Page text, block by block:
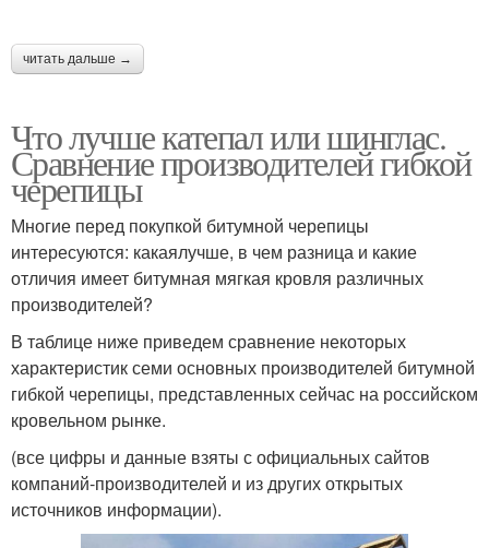
читать дальше →
Что лучше катепал или шинглас.
Сравнение производителей гибкой
черепицы
Многие перед покупкой битумной черепицы
интересуются: какаялучше, в чем разница и какие
отличия имеет битумная мягкая кровля различных
производителей?
В таблице ниже приведем сравнение некоторых
характеристик семи основных производителей битумной
гибкой черепицы, представленных сейчас на российском
кровельном рынке.
(все цифры и данные взяты с официальных сайтов
компаний-производителей и из других открытых
источников информации).